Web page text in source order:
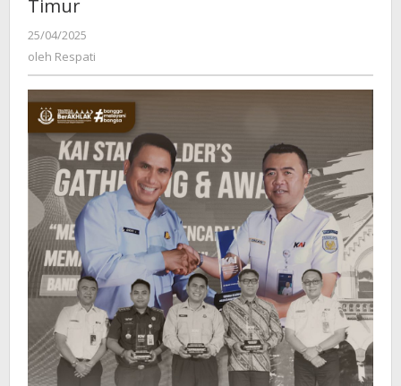
Penyelamatan
Aset
Jawa
Timur
Timur
25/04/2025
oleh Respati